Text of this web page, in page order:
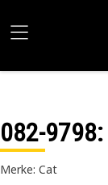
082-9798
Merke: Cat